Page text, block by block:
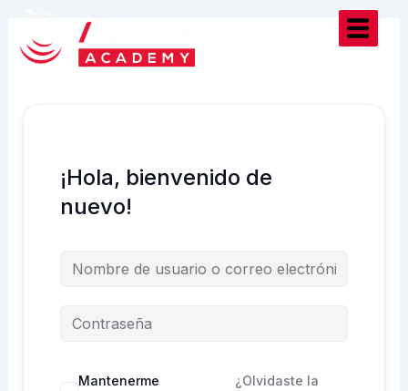
contenido
¡Hola, bienvenido de
nuevo!
Mantenerme
¿Olvidaste la